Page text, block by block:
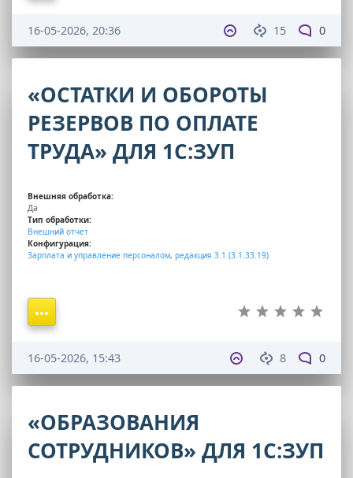
15 0
16-05-2026, 20:36
«ОСТАТКИ И ОБОРОТЫ
РЕЗЕРВОВ ПО ОПЛАТЕ
ТРУДА» ДЛЯ 1С:ЗУП
Внешняя обработка:
Да
Тип обработки:
Внешний отчет
Конфигурация:
Зарплата и управление персоналом, редакция 3.1 (3.1.33.19)
8 0
16-05-2026, 15:43
«ОБРАЗОВАНИЯ
СОТРУДНИКОВ» ДЛЯ 1С:ЗУП